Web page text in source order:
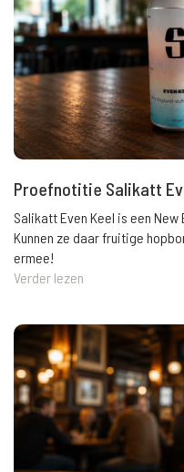
Proefnotitie Salikatt
Salikatt Even Keel is een New
Kunnen ze daar fruitige
ermee!
Verder lezen